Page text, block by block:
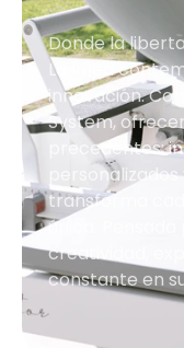
Donde la
La línea
innovación.
System,
precedentes:
transforma
única.
creatividad,
constante en